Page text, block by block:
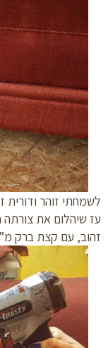
זוהר ודורית זרמו
שיהלום את צורתה
עם קצת ברק